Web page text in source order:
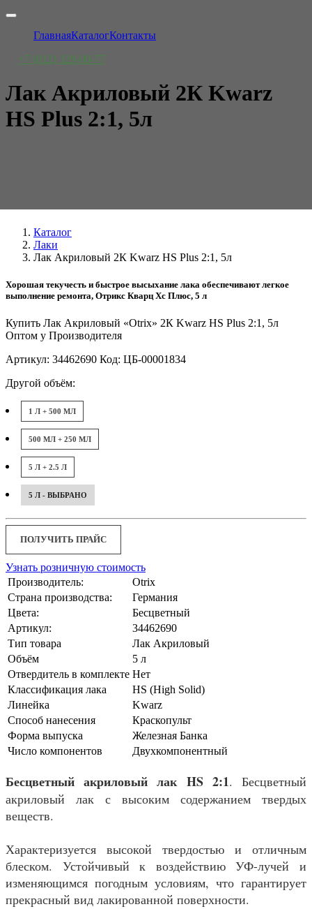
ГлавнаяКаталогКонтакты
+7 (812) 329-00-77
Лак Акриловый 2К Kwarz
HS Plus 2:1, 5л
Каталог
Лаки
Лак Акриловый 2К Kwarz HS Plus 2:1, 5л
Хорошая текучесть и быстрое высыхание лака обеспечивают легкое
выполнение ремонта, Отрикс Кварц Хс Плюс, 5 л
Купить Лак Акриловый «Otrix» 2К Kwarz HS Plus 2:1, 5л
Оптом у Производителя
Артикул: 34462690 Код: ЦБ-00001834
Другой объём:
1 Л + 500 МЛ
500 МЛ + 250 МЛ
5 Л + 2.5 Л
5 Л - ВЫБРАНО
ПОЛУЧИТЬ ПРАЙС
Узнать розничную стоимость
Производитель:
Otrix
Страна производства:
Германия
Цвета:
Бесцветный
Артикул:
34462690
Тип товара
Лак Акриловый
Объём
5 л
Отвердитель в комплекте Нет
Классификация лака
HS (High Solid)
Линейка
Kwarz
Способ нанесения
Краскопульт
Форма выпуска
Железная Банка
Число компонентов
Двухкомпонентный
Бесцветный акриловый лак HS 2:1. Бесцветный
акриловый лак с высоким содержанием твердых
веществ.
Характеризуется высокой твердостью и отличным
блеском. Устойчивый к воздействию УФ-лучей и
изменяющимся погодным условиям, что гарантирует
прекрасный вид лакированной поверхности.